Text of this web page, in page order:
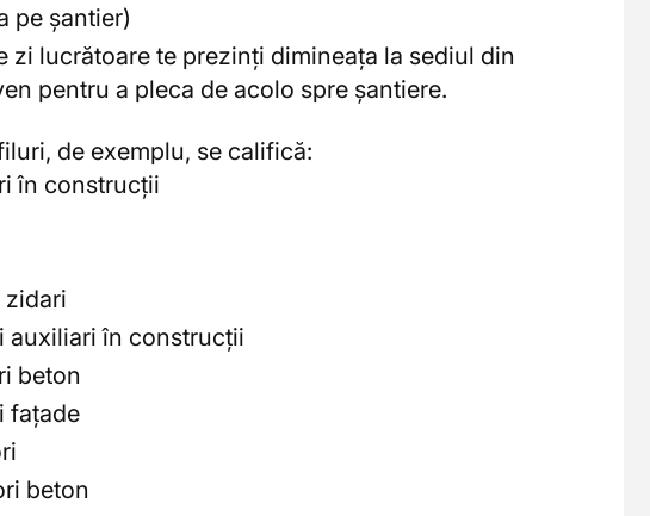
pe șantier)
zi lucrătoare te prezinți dimineața la sediul din
pentru a pleca de acolo spre șantiere.
de exemplu, se califică:
în construcții
zidari
auxiliari în construcții
beton
fațade
beton